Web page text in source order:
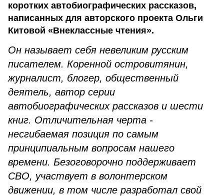
коротких автобиографических рассказов,
написанных для авторского проекта Ольги
Китовой «Внеклассные чтения».
Он называет себя невеликим русским
писателем. Коренной островитянин,
журналист, блогер, общественный
деятель, автор серии
автобиографических рассказов и шести
книг. Отличительная черта -
несгибаемая позиция по самым
принципиальным вопросам нашего
времени. Безоговорочно поддерживает
СВО, участвует в волонтерском
движении, в том числе разработал свой